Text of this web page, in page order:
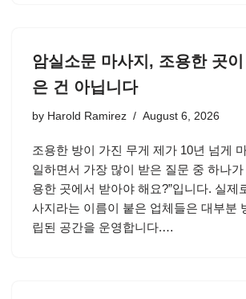
암실소문 마사지, 조용한 곳
은 건 아닙니다
by Harold Ramirez August 6, 2026
조용한 방이 가진 무게 제가 10년 넘게
일하면서 가장 많이 받은 질문 중 하나가
용한 곳에서 받아야 해요?”입니다. 실제
사지라는 이름이 붙은 업체들은 대부분
립된 공간을 운영합니다.…